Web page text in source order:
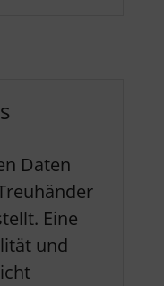
Daten
Eine
und